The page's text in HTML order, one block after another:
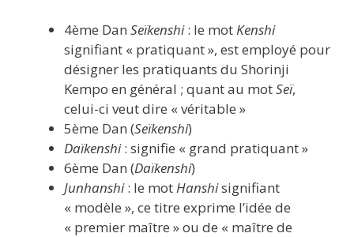
4ème Dan Seïkenshi: le motKenshi
signifiant « pratiquant », est employé pour
désigner les pratiquants du Shorinji
Kempo en général ; quant au motSeï,
celui-ci veut dire « véritable »
5ème Dan (Seïkenshi)
Daïkenshi: signifie « grand pratiquant »
6ème Dan (Daïkenshi)
Junhanshi: le motHanshisignifiant
« modèle », ce titre exprime l’idée de
« premier maître » ou de « maître de